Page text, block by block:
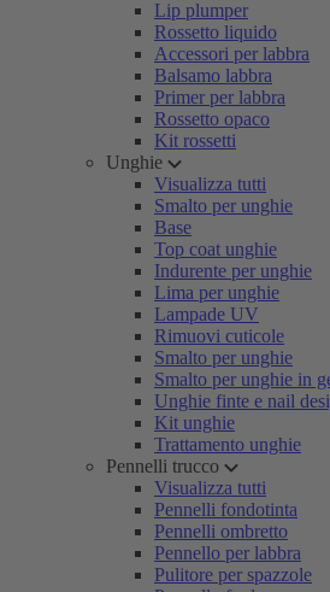
Lip plumper
Rossetto liquido
Accessori per labbra
Balsamo labbra
Primer per labbra
Rossetto opaco
Kit rossetti
Unghie
Visualizza tutti
Smalto per unghie
Base
Top coat unghie
Indurente per unghie
Lima per unghie
Lampade UV
Rimuovi cuticole
Smalto per unghie
Smalto per unghie in
Unghie finte e nail
Kit unghie
Trattamento unghie
Pennelli trucco
Visualizza tutti
Pennelli fondotinta
Pennelli ombretto
Pennello per labbra
Pulitore per spazzole